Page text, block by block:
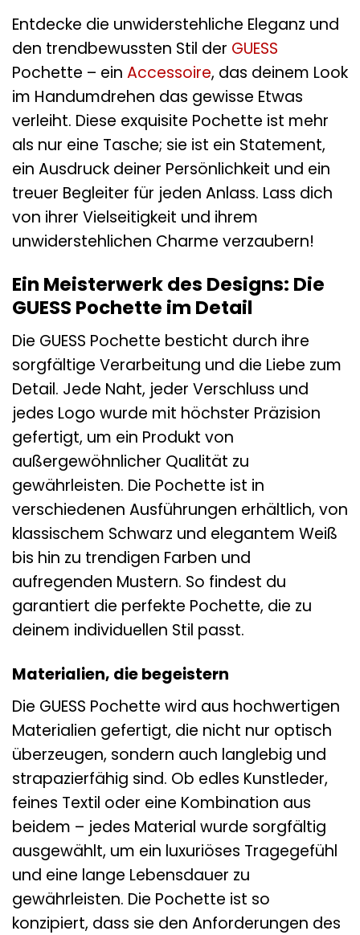
Entdecke die unwiderstehliche Eleganz und
den trendbewussten Stil der GUESS
Pochette – ein Accessoire, das deinem Look
im Handumdrehen das gewisse Etwas
verleiht. Diese exquisite Pochette ist mehr
als nur eine Tasche; sie ist ein Statement,
ein Ausdruck deiner Persönlichkeit und ein
treuer Begleiter für jeden Anlass. Lass dich
von ihrer Vielseitigkeit und ihrem
unwiderstehlichen Charme verzaubern!
Ein Meisterwerk des Designs: Die
GUESS Pochette im Detail
Die GUESS Pochette besticht durch ihre
sorgfältige Verarbeitung und die Liebe zum
Detail. Jede Naht, jeder Verschluss und
jedes Logo wurde mit höchster Präzision
gefertigt, um ein Produkt von
außergewöhnlicher Qualität zu
gewährleisten. Die Pochette ist in
verschiedenen Ausführungen erhältlich, von
klassischem Schwarz und elegantem Weiß
bis hin zu trendigen Farben und
aufregenden Mustern. So findest du
garantiert die perfekte Pochette, die zu
deinem individuellen Stil passt.
Materialien, die begeistern
Die GUESS Pochette wird aus hochwertigen
Materialien gefertigt, die nicht nur optisch
überzeugen, sondern auch langlebig und
strapazierfähig sind. Ob edles Kunstleder,
feines Textil oder eine Kombination aus
beidem – jedes Material wurde sorgfältig
ausgewählt, um ein luxuriöses Tragegefühl
und eine lange Lebensdauer zu
gewährleisten. Die Pochette ist so
konzipiert, dass sie den Anforderungen des